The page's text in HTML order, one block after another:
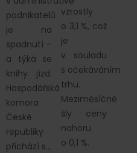
podnikatelů
je na
spadnutí –
a týká se
knihy jízd.
Hospodářská
komora
České
republiky
přichází s…
vzrostly
o 3,1 %, což
je
v souladu
s očekáváním
trhu.
Meziměsíčně
šly ceny
nahoru
o 0,1 %.